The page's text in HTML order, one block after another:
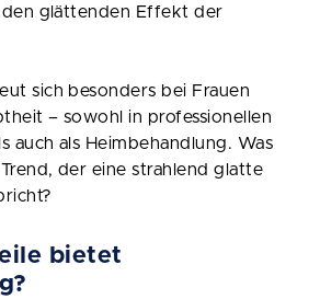
den glättenden Effekt der
sich besonders bei Frauen
– sowohl in professionellen
auch als Heimbehandlung. Was
der eine strahlend glatte
bietet